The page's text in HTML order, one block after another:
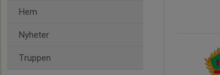
Hem
Nyheter
Truppen